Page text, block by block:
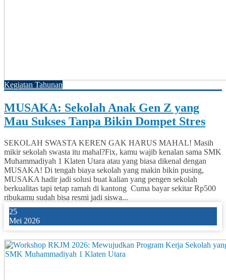
Kegiatan Tahunan
MUSAKA: Sekolah Anak Gen Z yang
Mau Sukses Tanpa Bikin Dompet Stres
SEKOLAH SWASTA KEREN GAK HARUS MAHAL! Masih
mikir sekolah swasta itu mahal?Fix, kamu wajib kenalan sama SMK
Muhammadiyah 1 Klaten Utara atau yang biasa dikenal dengan
MUSAKA! Di tengah biaya sekolah yang makin bikin pusing,
MUSAKA hadir jadi solusi buat kalian yang pengen sekolah
berkualitas tapi tetap ramah di kantong Cuma bayar sekitar Rp500
ribukamu sudah bisa resmi jadi siswa...
25
Mei 2026